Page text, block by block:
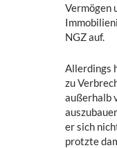
Vermögen
NGZ auf.
Allerdings
zu
außerhalb
er sich
protzte